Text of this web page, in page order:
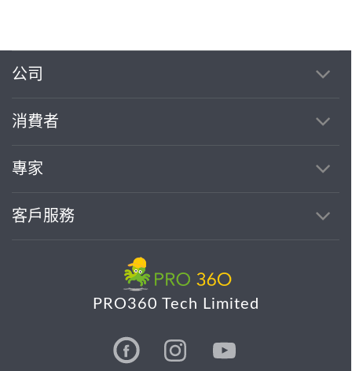
公司
消費者
專家
客戶服務
PRO360 Tech Limited